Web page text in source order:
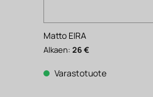
Matto EIRA
Alkaen: 26€
Varastotuote